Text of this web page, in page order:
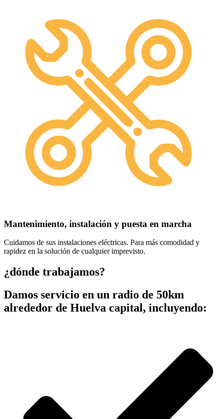
Mantenimiento, instalación y puesta en marcha
Cuidamos de sus instalaciones eléctricas. Para más comodidad y
rapidez en la solución de cualquier imprevisto.
¿dónde trabajamos?
Damos servicio en un radio de 50km
alrededor de Huelva capital, incluyendo: